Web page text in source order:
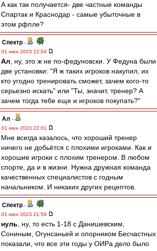
А как так получается- две частные команды
Спартак и Краснодар - самые убыточные в
этом рфпле?
Спектр -
01 июн 2023 22:04
Ал , ну, это ж не по-федуновски. У Федуна были
две установки: "Я ж таких игроков накупил, их
кто угодно тренировать сможет, зачем кого-то
серьезно искать" или "Ты, значит, тренер? А
зачем тогда тебе еще и игроков покупать?"
Ал -
01 июн 2023 22:01
Мне всегда казалось, что хороший тренер
ничего не добьётся с плохими игроками. Как и
хорошие игроки с плохим тренером. В любом
спорте, да и в жизни. Нужна дружная команда
качественных специалистов с годным
начальником. И никаких других рецептов.
Спектр -
01 июн 2023 21:59
нуль , ну, то есть 1-18 с Данишевским,
Сониным, Огунсаньей и опорником Бесчастных
показали, что все эти годы у ОИРа дело было